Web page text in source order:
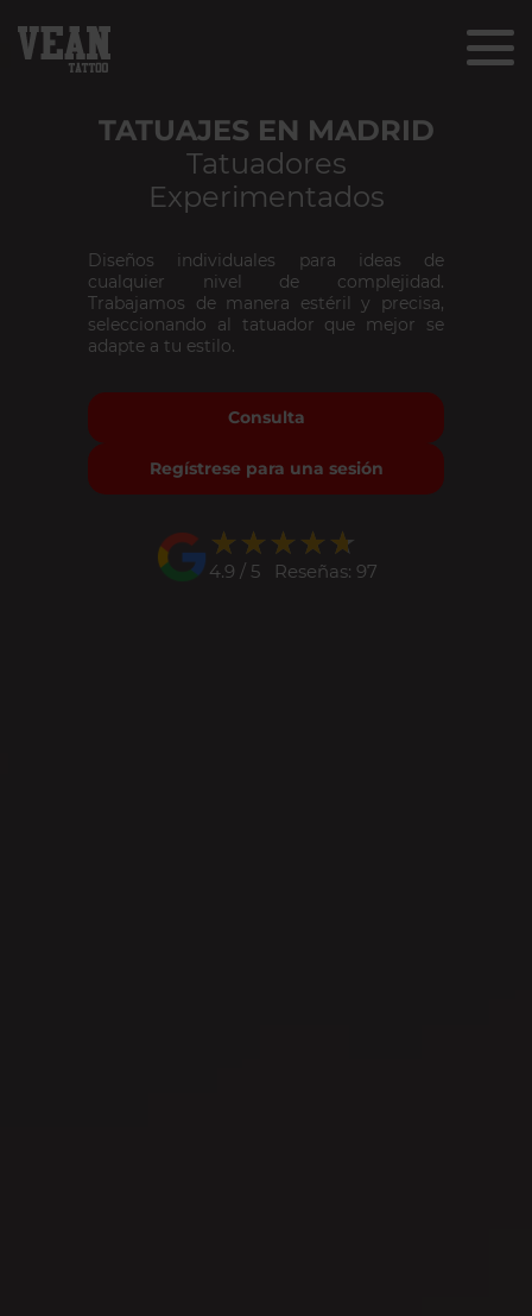
TATUAJES EN MADRID
Tatuadores
Experimentados
Diseños individuales para ideas de
cualquier nivel de complejidad.
Trabajamos de manera estéril y precisa,
seleccionando al tatuador que mejor se
adapte a tu estilo.
Consulta
Regístrese para una sesión
★★★★★
★★★★★
4.9 / 5 Reseñas: 97